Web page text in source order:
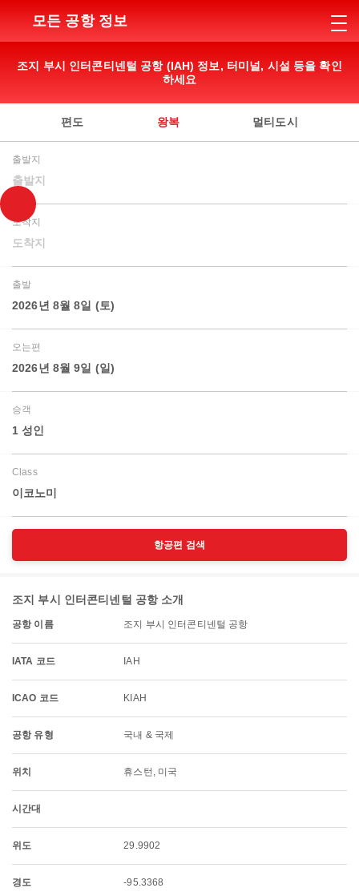
모든 공항 정보
조지 부시 인터콘티넨털 공항 (IAH) 정보, 터미널, 시설 등을 확인
하세요
편도 왕복 멀티도시
출발지
출발지
도착지
도착지
출발
2026년 8월 8일 (토)
오는편
2026년 8월 9일 (일)
승객
1 성인
Class
이코노미
항공편 검색
조지 부시 인터콘티넨털 공항 소개
공항 이름 조지 부시 인터콘티넨털 공항
IATA 코드 IAH
ICAO 코드 KIAH
공항 유형 국내 & 국제
위치 휴스턴, 미국
시간대
위도 29.9902
경도 -95.3368